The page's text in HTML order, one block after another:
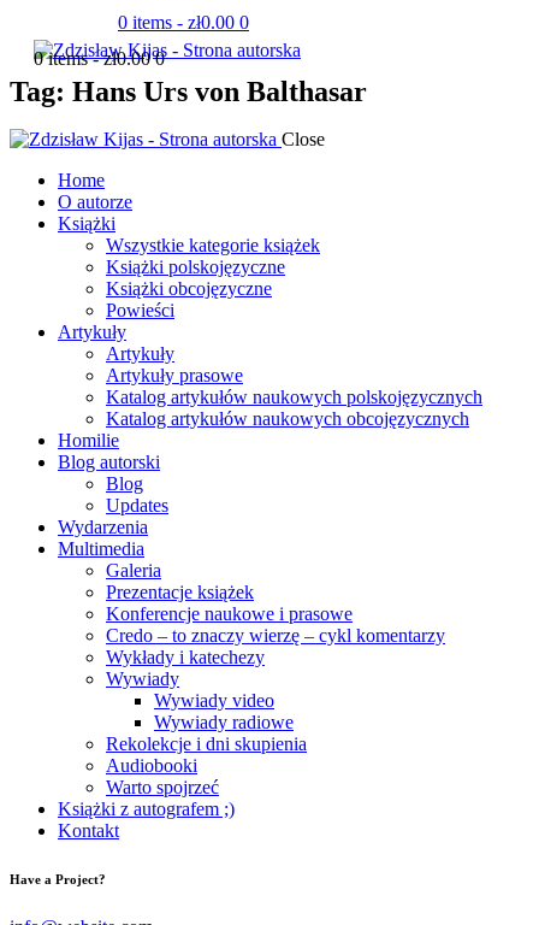
0 items - zł0.00 0
0 items-zł0.00 0
Tag: Hans Urs von Balthasar
Close
Home
O autorze
Książki
Wszystkie kategorie książek
Książki polskojęzyczne
Książki obcojęzyczne
Powieści
Artykuły
Artykuły
Artykuły prasowe
Katalog artykułów naukowych polskojęzycznych
Katalog artykułów naukowych obcojęzycznych
Homilie
Blog autorski
Blog
Updates
Wydarzenia
Multimedia
Galeria
Prezentacje książek
Konferencje naukowe i prasowe
Credo – to znaczy wierzę – cykl komentarzy
Wykłady i katechezy
Wywiady
Wywiady video
Wywiady radiowe
Rekolekcje i dni skupienia
Audiobooki
Warto spojrzeć
Książki z autografem ;)
Kontakt
Have a Project?